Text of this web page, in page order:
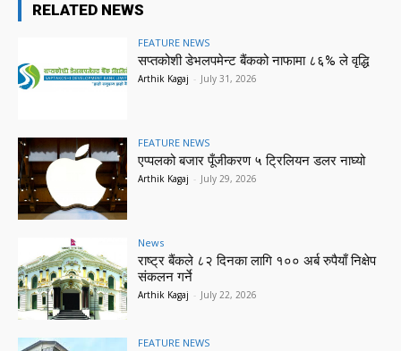
RELATED NEWS
FEATURE NEWS
सप्तकोशी डेभलपमेन्ट बैंकको नाफामा ८६% ले वृद्धि
Arthik Kagaj - July 31, 2026
FEATURE NEWS
एप्पलको बजार पूँजीकरण ५ ट्रिलियन डलर नाघ्यो
Arthik Kagaj - July 29, 2026
News
राष्ट्र बैंकले ८२ दिनका लागि १०० अर्ब रुपैयाँ निक्षेप
संकलन गर्ने
Arthik Kagaj - July 22, 2026
FEATURE NEWS